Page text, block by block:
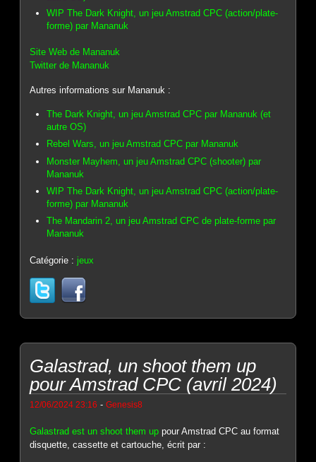
WIP The Dark Knight, un jeu Amstrad CPC (action/plate-
forme) par Mananuk
Site Web de Mananuk
Twitter de Mananuk
Autres informations sur Mananuk :
The Dark Knight, un jeu Amstrad CPC par Mananuk (et
autre OS)
Rebel Wars, un jeu Amstrad CPC par Mananuk
Monster Mayhem, un jeu Amstrad CPC (shooter) par
Mananuk
WIP The Dark Knight, un jeu Amstrad CPC (action/plate-
forme) par Mananuk
The Mandarin 2, un jeu Amstrad CPC de plate-forme par
Mananuk
Catégorie :jeux
Galastrad, un shoot them up
pour Amstrad CPC (avril 2024)
12/06/2024 23:16 -Genesis8
Galastrad est un shoot them up pour Amstrad CPC au format
disquette, cassette et cartouche, écrit par :